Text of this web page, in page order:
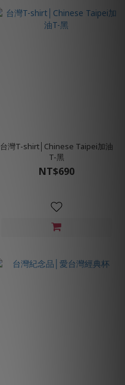
台灣T-shirt│Chinese Taipei加油
T-黑
NT$690